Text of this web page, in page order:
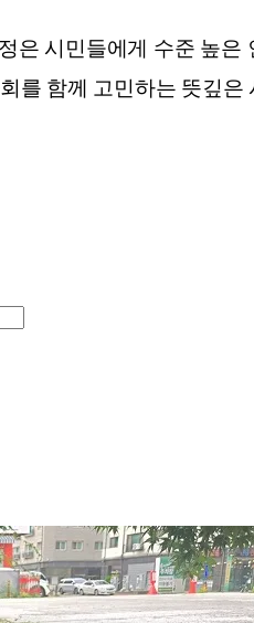
은 시민들에게 수준 높
를 함께 고민하는 뜻깊은